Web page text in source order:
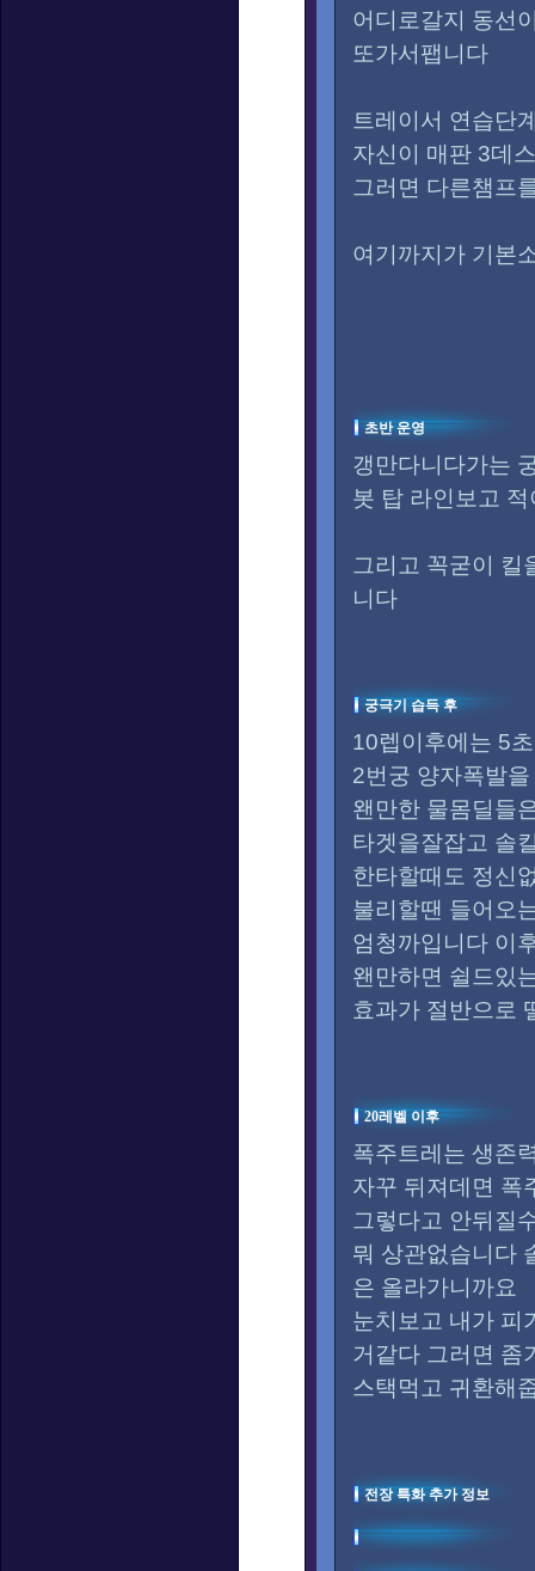
어디로갈지 동선
또가서팹니다
트레이서 연습단
자신이 매판 3데
그러면 다른챔프
여기까지가 기본
초반 운영
갱만다니다가는
봇 탑 라인보고
그리고 꼭굳이 킬
니다
궁극기 습득 후
10렙이후에는 5
2번궁 양자폭발
왠만한 물몸딜들
타겟을잘잡고 솔
한타할때도 정신
불리할땐 들어오
엄청까입니다 이
왠만하면 쉴드있
효과가 절반으로
20레벨 이후
폭주트레는 생존
자꾸 뒤져데면 폭
그렇다고 안뒤질
뭐 상관없습니다
은 올라가니까요
눈치보고 내가 피
거같다 그러면 좀
스택먹고 귀환해
전장 특화 추가 정보